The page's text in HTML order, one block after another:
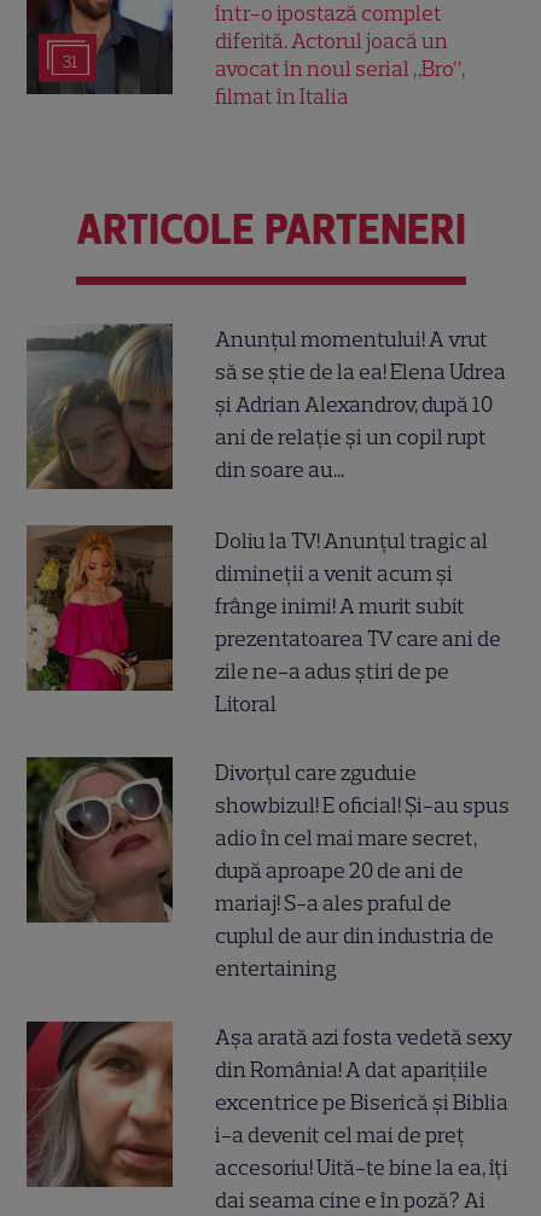
31
într-o ipostază complet
diferită. Actorul joacă un
avocat în noul serial „Bro”,
filmat în Italia
ARTICOLE PARTENERI
Anunțul momentului! A vrut
să se știe de la ea! Elena Udrea
și Adrian Alexandrov, după 10
ani de relație și un copil rupt
din soare au...
Doliu la TV! Anunțul tragic al
dimineții a venit acum și
frânge inimi! A murit subit
prezentatoarea TV care ani de
zile ne-a adus știri de pe
Litoral
Divorțul care zguduie
showbizul! E oficial! Și-au spus
adio în cel mai mare secret,
după aproape 20 de ani de
mariaj! S-a ales praful de
cuplul de aur din industria de
entertaining
Așa arată azi fosta vedetă sexy
din România! A dat aparițiile
excentrice pe Biserică și Biblia
i-a devenit cel mai de preț
accesoriu! Uită-te bine la ea, îți
dai seama cine e în poză? Ai